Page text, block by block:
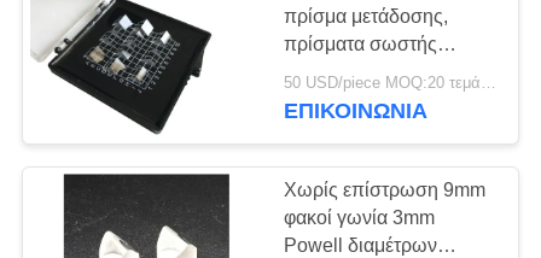
πρίσμα μετάδοσης,
πρίσματα σωστής
γωνίας φθοριδίου
ασβεστίου 4mm
ΕΠΙΚΟΙΝΩΝΊΑ
Χωρίς επίστρωση 9mm
φακοί γωνία 3mm
Powell διαμέτρων